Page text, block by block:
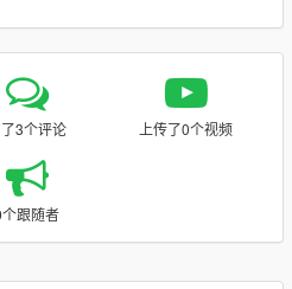
3个评论 上传了0个视频
跟随者